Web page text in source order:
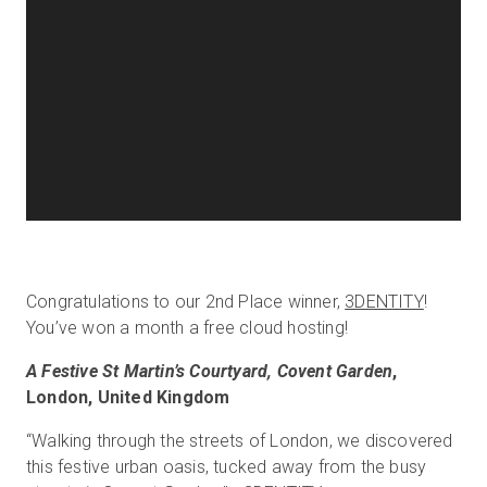
Congratulations to our 2nd Place winner, 3DENTITY!
You’ve won a month a free cloud hosting!
A Festive St Martin’s Courtyard, Covent Garden,
London, United Kingdom
“Walking through the streets of London, we discovered
this festive urban oasis, tucked away from the busy